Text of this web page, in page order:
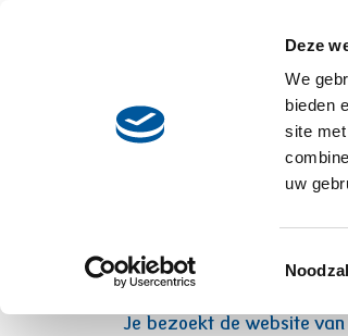
Deze
We
bieden
site
uw
Privacy -
1. Inleiding en
Je bezoekt de website